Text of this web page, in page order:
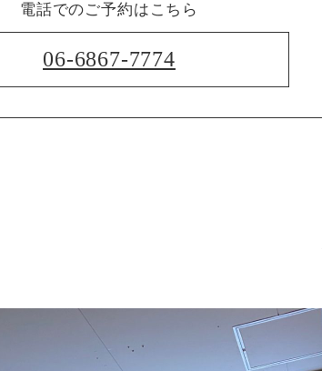
電話でのご予約はこちら
06-6867-7774